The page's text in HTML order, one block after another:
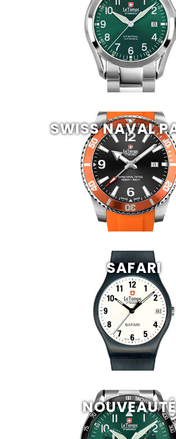
SWISS NAVAL
SAFARI